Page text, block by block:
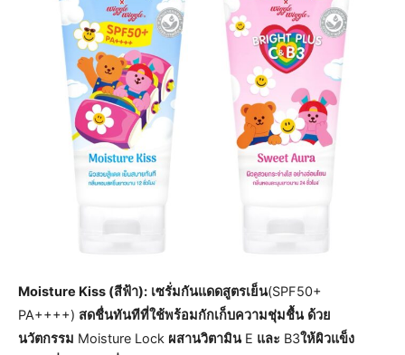
Moisture Kiss (สีฟ้า): เซรั่มกันแดดสูตรเย็น(SPF50+
PA++++) สดชื่นทันทีที่ใช้พร้อมกักเก็บความชุ่มชื้น ด้วย
นวัตกรรม Moisture Lock ผสานวิตามิน E และ B3ให้ผิวแข็ง